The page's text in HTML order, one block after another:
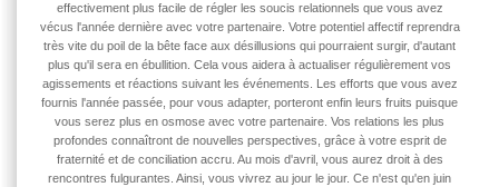
effectivement plus facile de régler les soucis relationnels que vous avez
vécus l'année dernière avec votre partenaire. Votre potentiel affectif reprendra
très vite du poil de la bête face aux désillusions qui pourraient surgir, d'autant
plus qu'il sera en ébullition. Cela vous aidera à actualiser régulièrement vos
agissements et réactions suivant les événements. Les efforts que vous avez
fournis l'année passée, pour vous adapter, porteront enfin leurs fruits puisque
vous serez plus en osmose avec votre partenaire. Vos relations les plus
profondes connaîtront de nouvelles perspectives, grâce à votre esprit de
fraternité et de conciliation accru. Au mois d'avril, vous aurez droit à des
rencontres fulgurantes. Ainsi, vous vivrez au jour le jour. Ce n'est qu'en juin